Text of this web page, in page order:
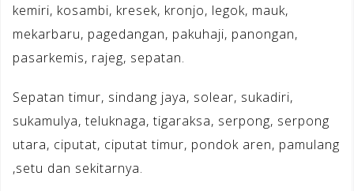
kemiri, kosambi, kresek, kronjo, legok, mauk,
mekarbaru, pagedangan, pakuhaji, panongan,
pasarkemis, rajeg, sepatan.
Sepatan timur, sindang jaya, solear, sukadiri,
sukamulya, teluknaga, tigaraksa, serpong, serpong
utara, ciputat, ciputat timur, pondok aren, pamulang
,setu dan sekitarnya.